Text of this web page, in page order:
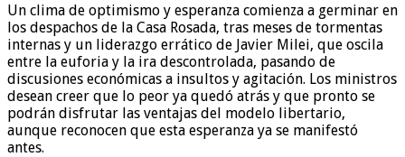
Un clima de optimismo y esperanza comienza a germinar en
los despachos de la Casa Rosada, tras meses de tormentas
internas y un liderazgo errático de Javier Milei, que oscila
entre la euforia y la ira descontrolada, pasando de
discusiones económicas a insultos y agitación. Los ministros
desean creer que lo peor ya quedó atrás y que pronto se
podrán disfrutar las ventajas del modelo libertario,
aunque reconocen que esta esperanza ya se manifestó
antes.